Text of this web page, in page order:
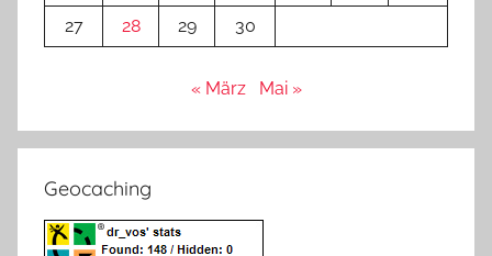
27
28 29 30
« März Mai »
Geocaching